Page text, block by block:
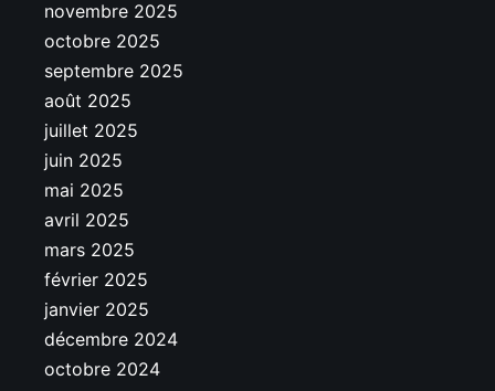
novembre 2025
octobre 2025
septembre 2025
août 2025
juillet 2025
juin 2025
mai 2025
avril 2025
mars 2025
février 2025
janvier 2025
décembre 2024
octobre 2024